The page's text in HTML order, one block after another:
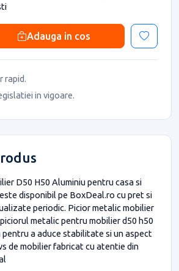
Adauga in cos
rapid.
in vigoare.
D50 H50 Aluminiu pentru casa si
disponibil pe BoxDeal.ro cu pret si
periodic. Picior metalic mobilier
metalic pentru mobilier d50 h50
a aduce stabilitate si un aspect
de mobilier fabricat cu atentie din